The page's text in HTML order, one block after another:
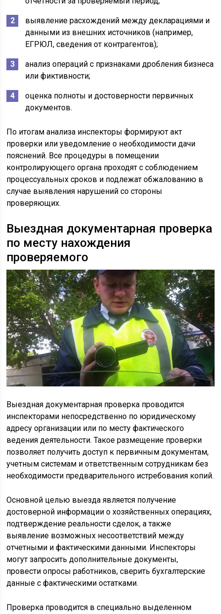
выявление расхождений между декларациями и
данными из внешних источников (например,
ЕГРЮЛ, сведения от контрагентов);
анализ операций с признаками дробления бизнеса
или фиктивности;
оценка полноты и достоверности первичных
документов.
По итогам анализа инспекторы формируют акт
проверки или уведомление о необходимости дачи
пояснений. Все процедуры в помещении
контролирующего органа проходят с соблюдением
процессуальных сроков и подлежат обжалованию в
случае выявления нарушений со стороны
проверяющих.
Выездная документарная проверка
по месту нахождения
проверяемого
Выездная документарная проверка проводится
инспекторами непосредственно по юридическому
адресу организации или по месту фактического
ведения деятельности. Такое размещение проверки
позволяет получить доступ к первичным документам,
учетным системам и ответственным сотрудникам без
необходимости предварительного истребования копий.
Основной целью выезда является получение
достоверной информации о хозяйственных операциях,
подтверждение реальности сделок, а также
выявление возможных несоответствий между
отчетными и фактическими данными. Инспекторы
могут запросить дополнительные документы,
провести опросы работников, сверить бухгалтерские
данные с фактическими остатками.
Проверка проводится в специально выделенном